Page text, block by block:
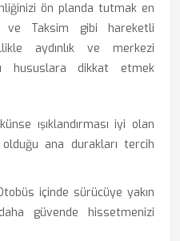
ön planda tutmak en
ve Taksim gibi hareketli
aydınlık ve merkezi
hususlara dikkat etmek
ışıklandırması iyi olan
ana durakları tercih
içinde sürücüye yakın
güvende hissetmenizi